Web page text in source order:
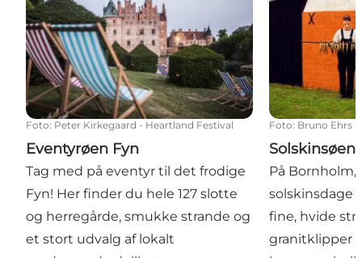
Foto: Peter Kirkegaard - Heartland Festival
Eventyrøen Fyn
Tag med på eventyr til det frodige
Fyn! Her finder du hele 127 slotte
og herregårde, smukke strande og
et stort udvalg af lokalt
Foto: Bruno Ehrs
På
solskinsdage
fine, hvide
granitklipper